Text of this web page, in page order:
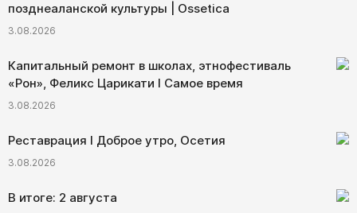
позднеаланской культуры | Ossetica
3.08.2026
Капитальный ремонт в школах, этнофестиваль
«Рон», Феликс Царикати I Самое время
3.08.2026
Реставрация I Доброе утро, Осетия
3.08.2026
В итоге: 2 августа